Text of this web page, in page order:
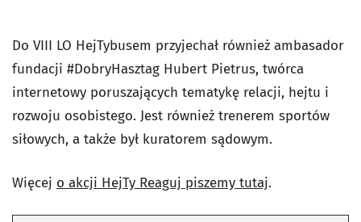
Do VIII LO HejTybusem przyjechał również ambasador
fundacji #DobryHasztag Hubert Pietrus, twórca
internetowy poruszających tematykę relacji, hejtu i
rozwoju osobistego. Jest również trenerem sportów
siłowych, a także był kuratorem sądowym.
Więcej o akcji HejTy Reaguj piszemy tutaj.